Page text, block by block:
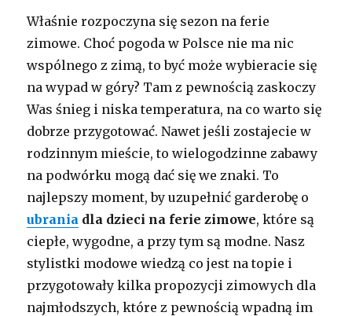
Właśnie rozpoczyna się sezon na ferie
zimowe. Choć pogoda w Polsce nie ma nic
wspólnego z zimą, to być może wybieracie się
na wypad w góry? Tam z pewnością zaskoczy
Was śnieg i niska temperatura, na co warto się
dobrze przygotować. Nawet jeśli zostajecie w
rodzinnym mieście, to wielogodzinne zabawy
na podwórku mogą dać się we znaki. To
najlepszy moment, by uzupełnić garderobę o
ubrania dla dzieci na ferie zimowe, które są
ciepłe, wygodne, a przy tym są modne. Nasz
stylistki modowe wiedzą co jest na topie i
przygotowały kilka propozycji zimowych dla
najmłodszych, które z pewnością wpadną im